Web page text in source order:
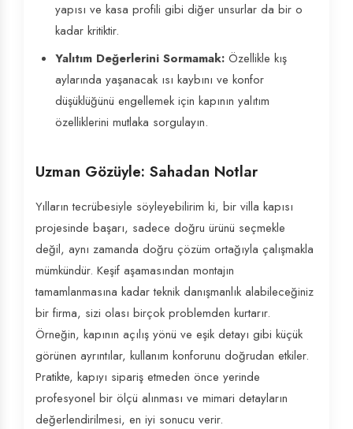
yapısı ve kasa profili gibi diğer unsurlar da bir o
kadar kritiktir.
Yalıtım Değerlerini Sormamak: Özellikle kış
aylarında yaşanacak ısı kaybını ve konfor
düşüklüğünü engellemek için kapının yalıtım
özelliklerini mutlaka sorgulayın.
Uzman Gözüyle: Sahadan Notlar
Yılların tecrübesiyle söyleyebilirim ki, bir villa kapısı
projesinde başarı, sadece doğru ürünü seçmekle
değil, aynı zamanda doğru çözüm ortağıyla çalışmakla
mümkündür. Keşif aşamasından montajın
tamamlanmasına kadar teknik danışmanlık alabileceğiniz
bir firma, sizi olası birçok problemden kurtarır.
Örneğin, kapının açılış yönü ve eşik detayı gibi küçük
görünen ayrıntılar, kullanım konforunu doğrudan etkiler.
Pratikte, kapıyı sipariş etmeden önce yerinde
profesyonel bir ölçü alınması ve mimari detayların
değerlendirilmesi, en iyi sonucu verir.